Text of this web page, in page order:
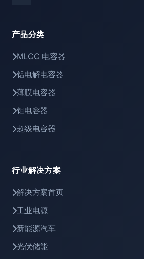
产品分类
MLCC 电容器
铝电解电容器
薄膜电容器
钽电容器
超级电容器
行业解决方案
解决方案首页
工业电源
新能源汽车
光伏储能